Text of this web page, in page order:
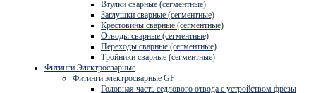
Втулки сварные (сегментные)
Заглушки сварные (сегментные)
Крестовины сварные (сегментные)
Отводы сварные (сегментные)
Переходы сварные (сегментные)
Тройники сварные (сегментные)
Фитинги Электросварные
Фитинги электросварные GF
Головная часть седлового отвода с устройством фрезы